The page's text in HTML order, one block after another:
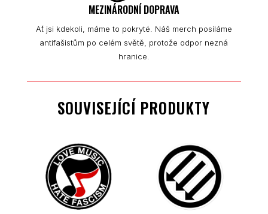
MEZINÁRODNÍ DOPRAVA
Ať jsi kdekoli, máme to pokryté. Náš merch posíláme
antifašistům po celém světě, protože odpor nezná
hranice.
SOUVISEJÍCÍ PRODUKTY